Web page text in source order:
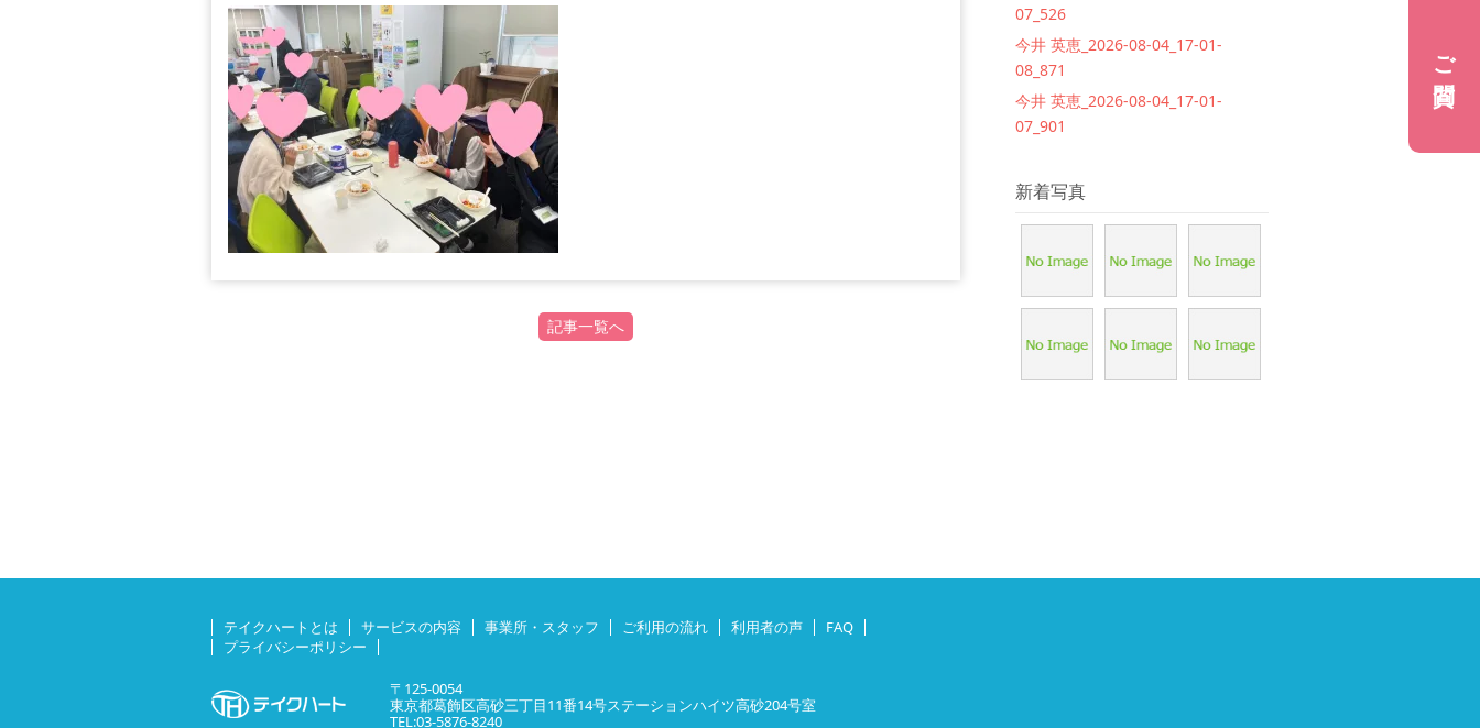
記事一覧へ
07_526
今井 英恵_2026-08-04_17-01-
08_871
今井 英恵_2026-08-04_17-01-
07_901
新着写真
テイクハートとは サービスの内容 事業所・スタッフ ご利用の流れ 利用者の声
FAQ
プライバシーポリシー
〒125-0054
東京都葛飾区高砂三丁目11番14号ステーションハイツ高砂204号室
TEL:03-5876-8240
ご質問